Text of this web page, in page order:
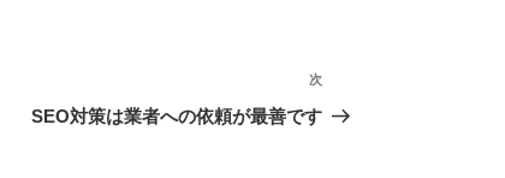
次
の
次
SEO対策は業者への依頼が最善です